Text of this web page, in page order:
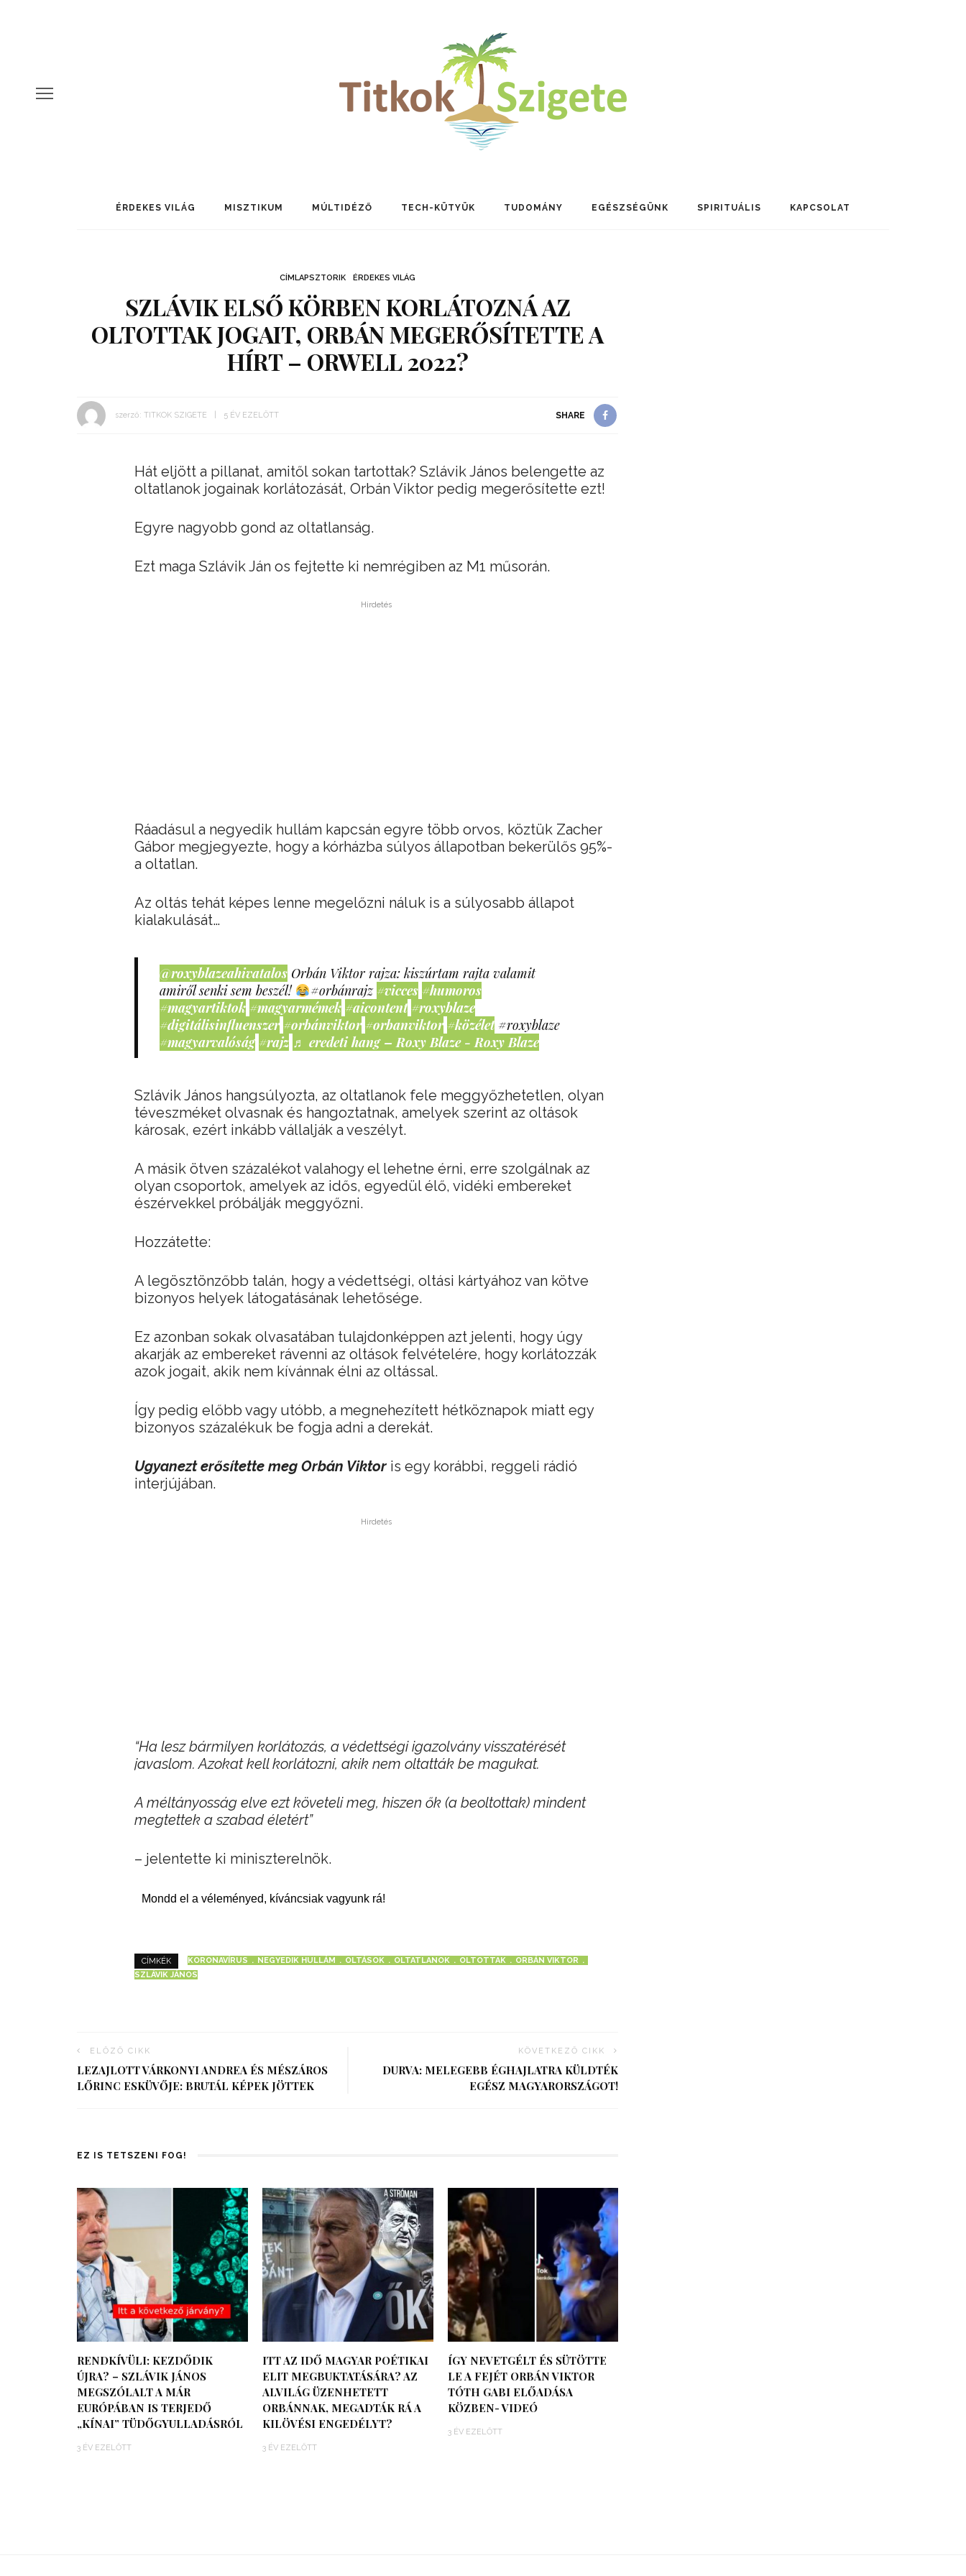
ÉRDEKES VILÁG MISZTIKUM MÚLTIDÉZŐ TECH-KÜTYÜK TUDOMÁNY EGÉSZSÉGÜNK SPIRITUÁLIS KAPCSOLAT
CÍMLAPSZTORIK ÉRDEKES VILÁG
SZLÁVIK ELSŐ KÖRBEN KORLÁTOZNÁ AZ
OLTOTTAK JOGAIT, ORBÁN MEGERŐSÍTETTE A
HÍRT – ORWELL 2022?
szerző: TITKOK SZIGETE 5 ÉV EZELŐTT SHARE
Hát eljött a pillanat, amitől sokan tartottak? Szlávik János belengette az
oltatlanok jogainak korlátozását, Orbán Viktor pedig megerősítette ezt!
Egyre nagyobb gond az oltatlanság.
Ezt maga Szlávik Ján os fejtette ki nemrégiben az M1 műsorán.
Hirdetés
Ráadásul a negyedik hullám kapcsán egyre több orvos, köztük Zacher
Gábor megjegyezte, hogy a kórházba súlyos állapotban bekerülős 95%-
a oltatlan.
Az oltás tehát képes lenne megelőzni náluk is a súlyosabb állapot
kialakulását…
@roxyblazeahivatalos Orbán Viktor rajza: kiszúrtam rajta valamit
amiről senki sem beszél!
#orbánrajz #vicces #humoros
#magyartiktok #magyarmémek #aicontent #roxyblaze
#digitálisinfluenszer #orbánviktor #orbanviktor #közélet #roxyblaze
#magyarvalóság #rajz ♬ eredeti hang – Roxy Blaze - Roxy Blaze
Szlávik János hangsúlyozta, az oltatlanok fele meggyőzhetetlen, olyan
téveszméket olvasnak és hangoztatnak, amelyek szerint az oltások
károsak, ezért inkább vállalják a veszélyt.
A másik ötven százalékot valahogy el lehetne érni, erre szolgálnak az
olyan csoportok, amelyek az idős, egyedül élő, vidéki embereket
észérvekkel próbálják meggyőzni.
Hozzátette:
A legösztönzőbb talán, hogy a védettségi, oltási kártyához van kötve
bizonyos helyek látogatásának lehetősége.
Ez azonban sokak olvasatában tulajdonképpen azt jelenti, hogy úgy
akarják az embereket rávenni az oltások felvételére, hogy korlátozzák
azok jogait, akik nem kívánnak élni az oltással.
Így pedig előbb vagy utóbb, a megnehezített hétköznapok miatt egy
bizonyos százalékuk be fogja adni a derekát.
Ugyanezt erősítette meg Orbán Viktor is egy korábbi, reggeli rádió
interjújában.
Hirdetés
“Ha lesz bármilyen korlátozás, a védettségi igazolvány visszatérését
javaslom. Azokat kell korlátozni, akik nem oltatták be magukat.
A méltányosság elve ezt követeli meg, hiszen ők (a beoltottak) mindent
megtettek a szabad életért”
– jelentette ki miniszterelnök.
Mondd el a véleményed, kíváncsiak vagyunk rá!
CÍMKÉK KORONAVÍRUS NEGYEDIK HULLÁM OLTÁSOK OLTATLANOK OLTOTTAK
ORBÁN VIKTOR
SZLÁVIK JÁNOS
ELŐZŐ CIKK
LEZAJLOTT VÁRKONYI ANDREA ÉS MÉSZÁROS
LŐRINC ESKÜVŐJE: BRUTÁL KÉPEK JÖTTEK
KÖVETKEZŐ CIKK
DURVA: MELEGEBB ÉGHAJLATRA KÜLDTÉK
EGÉSZ MAGYARORSZÁGOT!
EZ IS TETSZENI FOG!
RENDKÍVÜLI: KEZDŐDIK
ÚJRA? – SZLÁVIK JÁNOS
MEGSZÓLALT A MÁR
EURÓPÁBAN IS TERJEDŐ
„KÍNAI” TÜDŐGYULLADÁSRÓL
3 ÉV EZELŐTT
ITT AZ IDŐ MAGYAR POÉTIKAI
ELIT MEGBUKTATÁSÁRA? AZ
ALVILÁG ÜZENHETETT
ORBÁNNAK, MEGADTÁK RÁ A
KILÖVÉSI ENGEDÉLYT?
3 ÉV EZELŐTT
ÍGY NEVETGÉLT ÉS SÜTÖTTE
LE A FEJÉT ORBÁN VIKTOR
TÓTH GABI ELŐADÁSA
KÖZBEN- VIDEÓ
3 ÉV EZELŐTT